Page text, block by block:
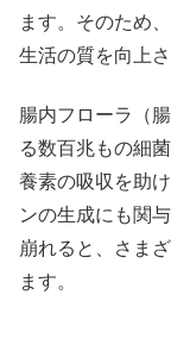
ます。そのため
生活の質を向上
腸内フローラ（
る数百兆もの細
養素の吸収を助
ンの生成にも関
崩れると、さま
ます。